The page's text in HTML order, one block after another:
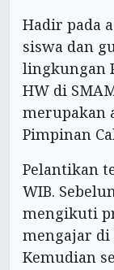
Hadir pada
siswa dan
lingkungan
HW di
merupakan
Pimpinan
Pelantikan
WIB.
mengikuti
mengajar di
Kemudian